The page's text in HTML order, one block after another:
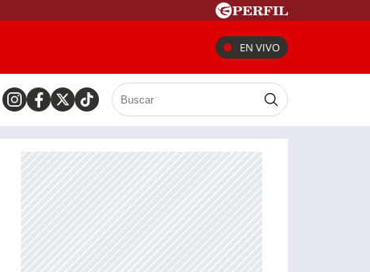
EN VIVO